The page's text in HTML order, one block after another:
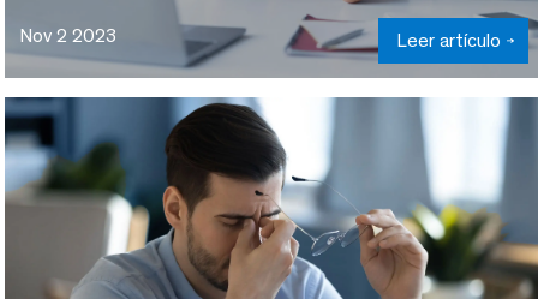
Nov 2 2023 Leer artículo